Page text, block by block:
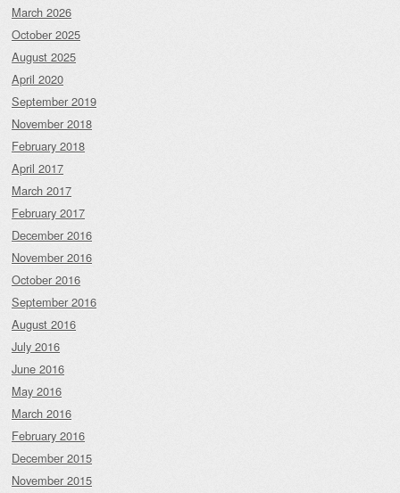
March 2026
October 2025
August 2025
April 2020
September 2019
November 2018
February 2018
April 2017
March 2017
February 2017
December 2016
November 2016
October 2016
September 2016
August 2016
July 2016
June 2016
May 2016
March 2016
February 2016
December 2015
November 2015